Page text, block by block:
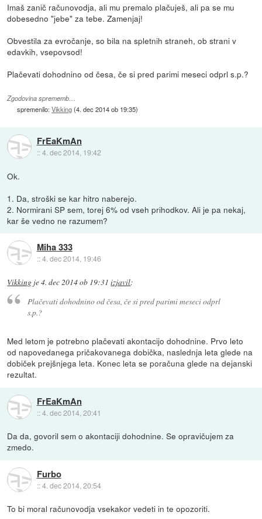
Imaš zanič računovodja, ali mu premalo plačuješ, ali pa se mu
dobesedno "jebe" za tebe. Zamenjaj!
Obvestila za evročanje, so bila na spletnih straneh, ob strani v
edavkih, vsepovsod!
Plačevati dohodnino od česa, če si pred parimi meseci odprl s.p.?
Zgodovina sprememb…
spremenilo:Vikking(4. dec 2014 ob 19:35)
FrEaKmAn
::4. dec 2014, 19:42
Ok.
1. Da, stroški se kar hitro naberejo.
2. Normirani SP sem, torej 6% od vseh prihodkov. Ali je pa nekaj,
kar še vedno ne razumem?
Miha 333
::4. dec 2014, 19:46
Vikking je4. dec 2014 ob 19:31 izjavil:
Plačevati dohodnino od česa, če si pred parimi meseci odprl
s.p.?
Med letom je potrebno plačevati akontacijo dohodnine. Prvo leto
od napovedanega pričakovanega dobička, naslednja leta glede na
dobiček prejšnjega leta. Konec leta se poračuna glede na dejanski
rezultat.
FrEaKmAn
::4. dec 2014, 20:41
Da da, govoril sem o akontaciji dohodnine. Se opravičujem za
zmedo.
Furbo
::4. dec 2014, 20:54
To bi moral računovodja vsekakor vedeti in te opozoriti.